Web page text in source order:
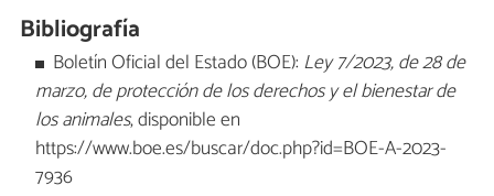
Bibliografía
Boletín Oficial del Estado (BOE): Ley 7/2023, de 28 de
marzo, de protección de los derechos y el bienestar de
los animales, disponible en
https://www.boe.es/buscar/doc.php?id=BOE-A-2023-
7936